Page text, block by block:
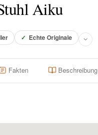
Aiku
✓ Echte Originale
Fakten Beschreibung